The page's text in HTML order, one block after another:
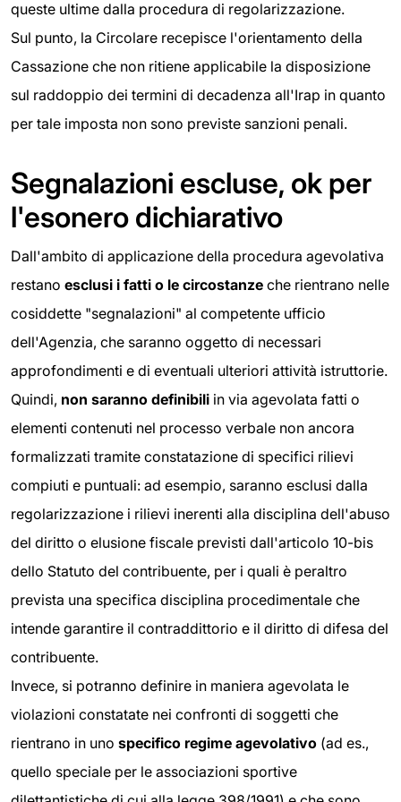
queste ultime dalla procedura di regolarizzazione.
Sul punto, la Circolare recepisce l'orientamento della
Cassazione che non ritiene applicabile la disposizione
sul raddoppio dei termini di decadenza all'Irap in quanto
per tale imposta non sono previste sanzioni penali.
Segnalazioni escluse, ok per
l'esonero dichiarativo
Dall'ambito di applicazione della procedura agevolativa
restano esclusi i fatti o le circostanze che rientrano nelle
cosiddette "segnalazioni" al competente ufficio
dell'Agenzia, che saranno oggetto di necessari
approfondimenti e di eventuali ulteriori attività istruttorie.
Quindi, non saranno definibili in via agevolata fatti o
elementi contenuti nel processo verbale non ancora
formalizzati tramite constatazione di specifici rilievi
compiuti e puntuali: ad esempio, saranno esclusi dalla
regolarizzazione i rilievi inerenti alla disciplina dell'abuso
del diritto o elusione fiscale previsti dall'articolo 10-bis
dello Statuto del contribuente, per i quali è peraltro
prevista una specifica disciplina procedimentale che
intende garantire il contraddittorio e il diritto di difesa del
contribuente.
Invece, si potranno definire in maniera agevolata le
violazioni constatate nei confronti di soggetti che
rientrano in uno specifico regime agevolativo (ad es.,
quello speciale per le associazioni sportive